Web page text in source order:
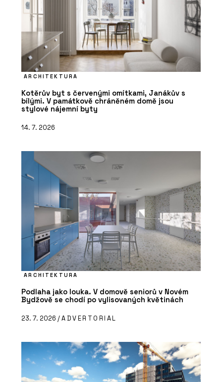
Kde v olympijském Livignu po sportu
zrelaxovat? Ve wellness s českou
stopou
PRODUKTY
Bazénové zakrytí - Aquamarine Spa
PRODUKTY
Vířivky – Aquamarine Spa
ARCHITEKTURA
Kotěrův byt s červenými omítkami, Janákův s
bílými. V památkově chráněném domě jsou
stylové nájemní byty
14. 7. 2026
ARCHITEKTURA
Podlaha jako louka. V domově seniorů v Novém
Bydžově se chodí po vylisovaných květinách
23. 7. 2026 /ADVERTORIAL